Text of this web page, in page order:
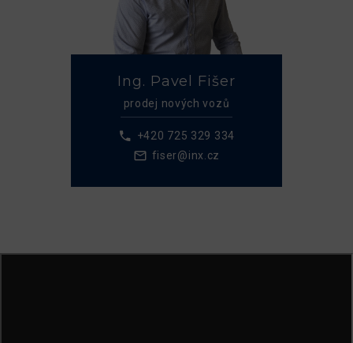
Ing. Pavel Fišer
prodej nových vozů
+420 725 329 334
fiser@inx.cz